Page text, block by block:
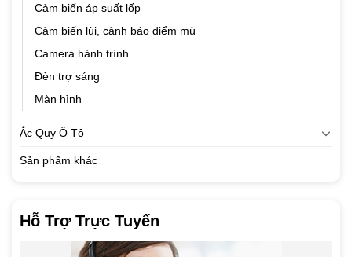
Cảm biến áp suất lốp
Cảm biến lùi, cảnh báo điểm mù
Camera hành trình
Đèn trợ sáng
Màn hình
Ắc Quy Ô Tô
Sản phẩm khác
Hỗ Trợ Trực Tuyến